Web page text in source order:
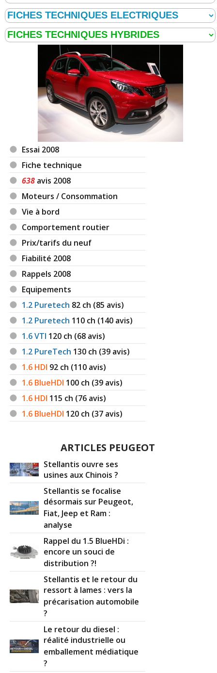
Essai 2008
Fiche technique
638 avis 2008
Moteurs / Consommation
Vie à bord
Comportement routier
Prix/tarifs du neuf
Fiabilité 2008
Rappels 2008
Equipements
1.2 Puretech 82 ch (85 avis)
1.2 Puretech 110 ch (140 avis)
1.6 VTI 120 ch (68 avis)
1.2 PureTech 130 ch (39 avis)
1.6 HDI 92 ch (110 avis)
1.6 BlueHDI 100 ch (39 avis)
1.6 HDI 115 ch (76 avis)
1.6 BlueHDI 120 ch (37 avis)
ARTICLES PEUGEOT
Stellantis ouvre ses
usines aux Chinois ?
Stellantis se focalise
désormais sur Peugeot,
Fiat, Jeep et Ram :
analyse
Rappel du 1.5 BlueHDi :
encore un souci de
distribution ?!
Stellantis et le retour du
ressort à lames : vers la
précarisation automobile
?
Le retour du diesel :
réalité industrielle ou
emballement médiatique
?